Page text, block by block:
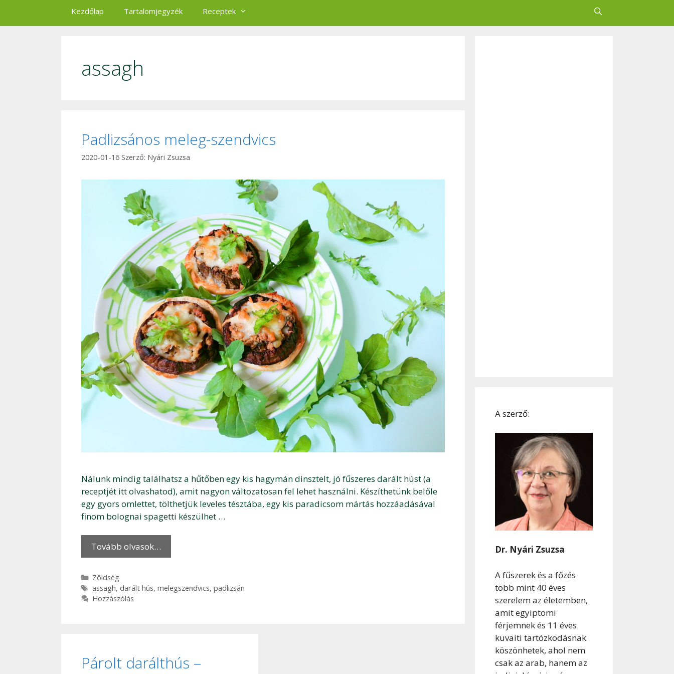
Kezdőlap Tartalomjegyzék Receptek
assagh
Padlizsános meleg-szendvics
2020-01-16 Szerző: Nyári Zsuzsa
Nálunk mindig találhatsz a hűtőben egy kis hagymán dinsztelt, jó fűszeres darált húst (a
receptjét itt olvashatod), amit nagyon változatosan fel lehet használni. Készíthetünk belőle
egy gyors omlettet, tölthetjük leveles tésztába, egy kis paradicsom mártás hozzáadásával
finom bolognai spagetti készülhet …
Tovább olvasok…
Kategória
Zöldség
Címkék
assagh, darált hús, melegszendvics, padlizsán
Hozzászólás
Párolt darálthús –
A szerző:
Dr. Nyári Zsuzsa
A fűszerek és a főzés
több mint 40 éves
szerelem az életemben,
amit egyiptomi
férjemnek és 11 éves
kuvaiti tartózkodásnak
köszönhetek, ahol nem
csak az arab, hanem az